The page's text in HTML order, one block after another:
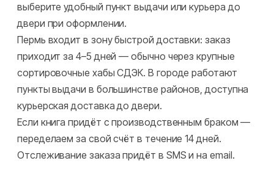
выберите удобный пункт выдачи или курьера до
двери при оформлении.
Пермь входит в зону быстрой доставки: заказ
приходит за 4–5 дней — обычно через крупные
сортировочные хабы СДЭК. В городе работают
пункты выдачи в большинстве районов, доступна
курьерская доставка до двери.
Если книга придёт с производственным браком —
переделаем за свой счёт в течение 14 дней.
Отслеживание заказа придёт в SMS и на email.